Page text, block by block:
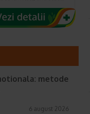
metode
6 august 2026